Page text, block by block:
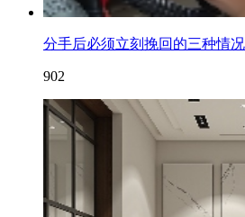
分手后必须立刻挽回的三种情
902